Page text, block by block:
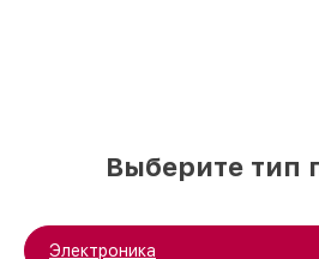
Выберите тип
Электроника